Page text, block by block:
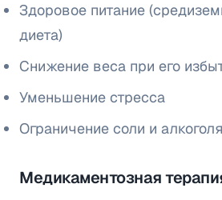
Здоровое питание
диета)
Снижение веса при его
Уменьшение стресса
Ограничение соли и алкоголя
Медикаментозная